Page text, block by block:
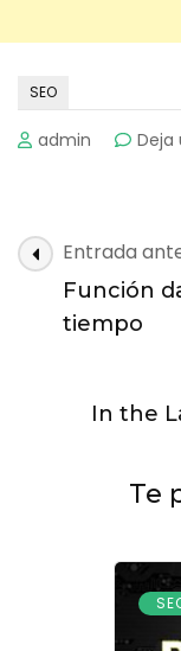
SEO
admin Deja
de
entradas
Entrada
Función
tiempo
In the
Te